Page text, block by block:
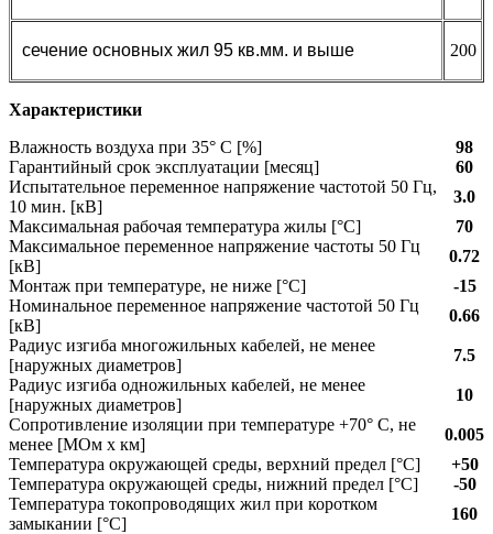
сечение основных жил 95 кв.мм. и выше 200
Характеристики
Влажность воздуха при 35° C [%]
98
Гарантийный срок эксплуатации [месяц]
60
Испытательное переменное напряжение частотой 50 Гц,
10 мин. [кВ]
3.0
Максимальная рабочая температура жилы [°С]
70
Максимальное переменное напряжение частоты 50 Гц
[кВ]
0.72
Монтаж при температуре, не ниже [°C]
-15
Номинальное переменное напряжение частотой 50 Гц
[кВ]
0.66
Радиус изгиба многожильных кабелей, не менее
[наружных диаметров]
7.5
Радиус изгиба одножильных кабелей, не менее
[наружных диаметров]
10
Сопротивление изоляции при температуре +70° С, не
менее [МОм х км]
0.005
Температура окружающей среды, верхний предел [°C]
+50
Температура окружающей среды, нижний предел [°C]
-50
Температура токопроводящих жил при коротком
замыкании [°С]
160